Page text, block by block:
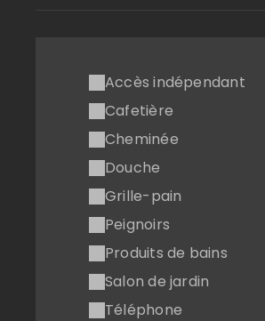
Accès indépendant
Cafetière
Cheminée
Douche
Grille-pain
Peignoirs
Produits de bains
Salon de jardin
Téléphone